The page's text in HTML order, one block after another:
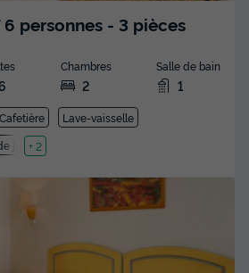
6 personnes - 3 pièces
Chambres
2
Salle de bain
1
Cafetière
Lave-vaisselle
jardin
+ 2